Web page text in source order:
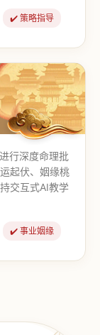
✔️ 策略指导
奇门】
行深度命理批
起伏、姻缘桃
交互式AI教学
✔️ 事业姻缘